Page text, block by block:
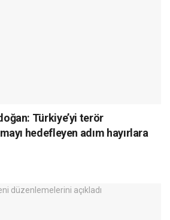
Türkiye’yi terör
hedefleyen adım hayırlara